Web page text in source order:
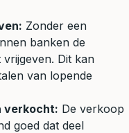
Zonder een
banken de
Dit kan
van lopende
verkocht: De verkoop
goed dat deel